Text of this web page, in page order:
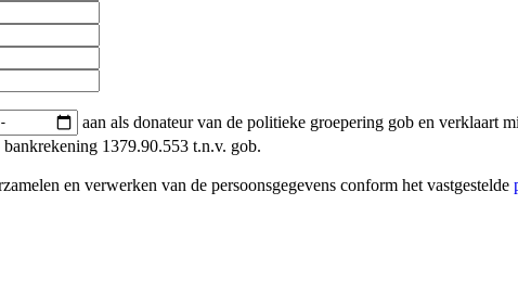
aan als donateur van de politieke groepering gob en verklaart
1379.90.553 t.n.v. gob.
en verwerken van de persoonsgegevens conform het vastgestelde